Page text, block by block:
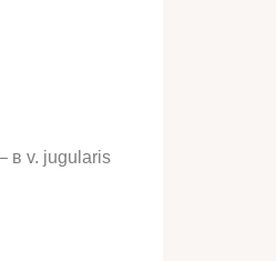
в v. jugularis